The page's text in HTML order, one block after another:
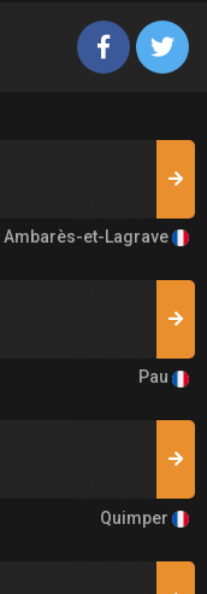
Ambarès-et-Lagrave
Pau
Quimper